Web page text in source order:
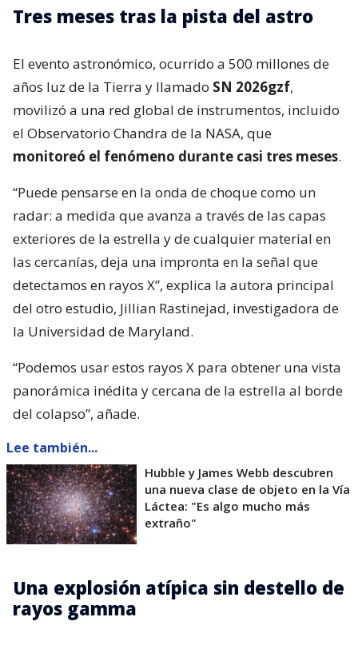
Tres meses tras la pista del astro
El evento astronómico, ocurrido a 500 millones de
años luz de la Tierra y llamado SN 2026gzf,
movilizó a una red global de instrumentos, incluido
el Observatorio Chandra de la NASA, que
monitoreó el fenómeno durante casi tres meses.
“Puede pensarse en la onda de choque como un
radar: a medida que avanza a través de las capas
exteriores de la estrella y de cualquier material en
las cercanías, deja una impronta en la señal que
detectamos en rayos X”, explica la autora principal
del otro estudio, Jillian Rastinejad, investigadora de
la Universidad de Maryland.
“Podemos usar estos rayos X para obtener una vista
panorámica inédita y cercana de la estrella al borde
del colapso”, añade.
Lee también...
Hubble y James Webb descubren
una nueva clase de objeto en la Vía
Láctea: "Es algo mucho más
extraño"
Una explosión atípica sin destello de
rayos gamma